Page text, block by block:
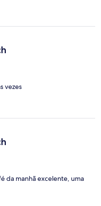
vezes
da manhã excelente, uma